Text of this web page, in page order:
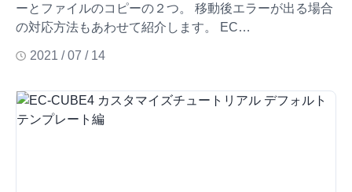
ーとファイルのコピーの２つ。 移動後エラーが出る場合
の対応方法もあわせて紹介します。 EC…
2021 / 07 / 14